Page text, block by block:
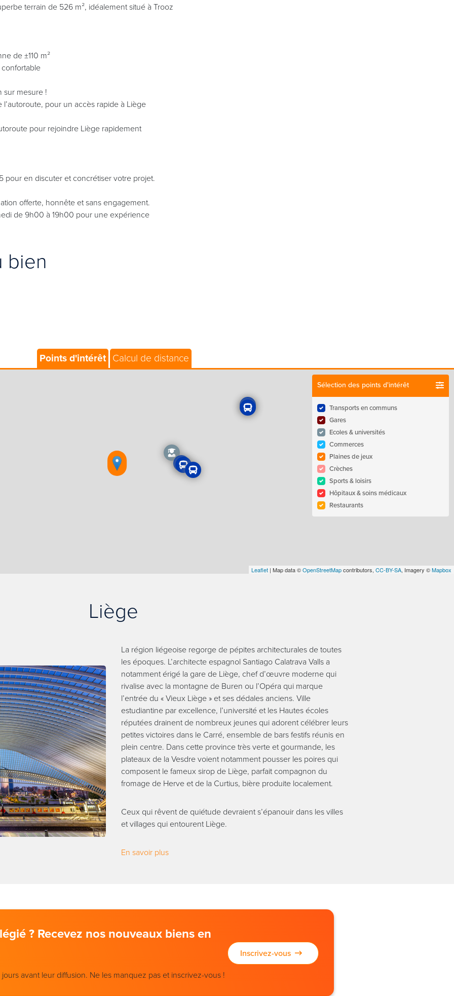
terrain de 526 m², idéalement situé à Trooz
de ±110 m²
mesure !
pour un accès rapide à Liège
pour rejoindre Liège rapidement
en discuter et concrétiser votre projet.
offerte, honnête et sans engagement.
de 9h00 à 19h00 pour une expérience
bien
Points d'intérêt Calcul de distance
Sélection des points d'intérêt
Transports en communs
Gares
Ecoles & universités
Commerces
Plaines de jeux
Crèches
Sports & loisirs
Hôpitaux & soins médicaux
Restaurants
Leaflet | Map data ©OpenStreetMapcontributors, CC-BY-SA, Imagery ©Mapbox
Liège
La région liégeoise regorge de pépites architecturales de toutes
les époques. L’architecte espagnol Santiago Calatrava Valls a
notamment érigé la gare de Liège, chef d’œuvre moderne qui
rivalise avec la montagne de Buren ou l’Opéra qui marque
l’entrée du « Vieux Liège » et ses dédales anciens. Ville
estudiantine par excellence, l’université et les Hautes écoles
réputées drainent de nombreux jeunes qui adorent célébrer leurs
petites victoires dans le Carré, ensemble de bars festifs réunis en
plein centre. Dans cette province très verte et gourmande, les
plateaux de la Vesdre voient notamment pousser les poires qui
composent le fameux sirop de Liège, parfait compagnon du
fromage de Herve et de la Curtius, bière produite localement.
Ceux qui rêvent de quiétude devraient s’épanouir dans les villes
et villages qui entourent Liège.
En savoir plus
? Recevez nos nouveaux biens en
avant leur diffusion. Ne les manquez pas et inscrivez-vous !
Inscrivez-vous